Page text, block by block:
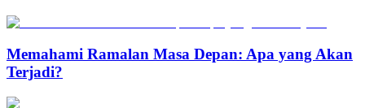
Memahami Ramalan Masa Depan: Apa yang Akan
Terjadi?